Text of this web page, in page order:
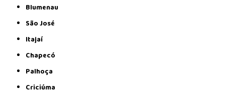
Blumenau
São José
Itajaí
Chapecó
Palhoça
Criciúma